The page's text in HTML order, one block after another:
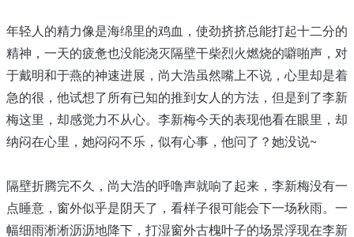
年轻人的精力像是海绵里的鸡血，使劲挤挤总能打起十二分的
精神，一天的疲惫也没能浇灭隔壁干柴烈火燃烧的噼啪声，对
于戴明和于燕的神速进展，尚大浩虽然嘴上不说，心里却是着
急的很，他试想了所有已知的推到女人的方法，但是到了李新
梅这里，却感觉力不从心。李新梅今天的表现他看在眼里，却
纳闷在心里，她闷闷不乐，似有心事，他问了？她没说~
隔壁折腾完不久，尚大浩的呼噜声就响了起来，李新梅没有一
点睡意，窗外似乎是阴天了，看样子很可能会下一场秋雨。一
幅细雨淅淅沥沥地降下，打湿窗外古槐叶子的场景浮现在李新